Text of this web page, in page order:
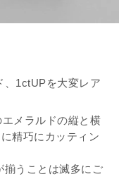
、1ctUPを大変レア
メラルドの縦と横
精巧にカッティン
揃うことは滅多にご